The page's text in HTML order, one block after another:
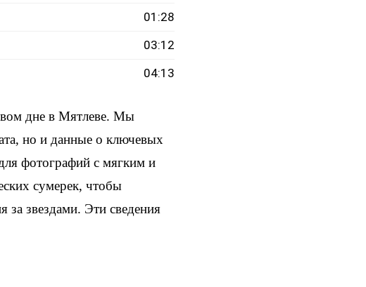
01:28
03:12
04:13
дне в Мятлеве. Мы
но и данные о ключевых
фотографий с мягким и
сумерек, чтобы
за звездами. Эти сведения